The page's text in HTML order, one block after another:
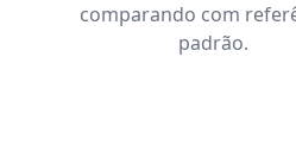
comparando com
padrão.